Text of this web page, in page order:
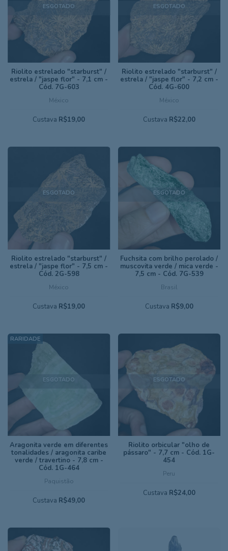
ESGOTADO
México
Riolito estrelado "starburst" /
estrela / "jaspe flor" - 7,1 cm -
Cód. 7G-603
Custava R$19,00
ESGOTADO
México
Riolito estrelado "starburst" /
estrela / "jaspe flor" - 7,2 cm -
Cód. 4G-600
Custava R$22,00
ESGOTADO
México
Riolito estrelado "starburst" /
estrela / "jaspe flor" - 7,5 cm -
Cód. 2G-598
Custava R$19,00
ESGOTADO
Brasil
Fuchsita com brilho perolado /
muscovita verde / mica verde -
7,5 cm - Cód. 7G-539
Custava R$9,00
ESGOTADO
Paquistão
Aragonita verde em diferentes
tonalidades / aragonita caribe
verde / travertino - 7,8 cm -
Cód. 1G-464
Custava R$49,00
ESGOTADO
Peru
Riolito orbicular "olho de
pássaro" - 7,7 cm - Cód. 1G-
454
Custava R$24,00